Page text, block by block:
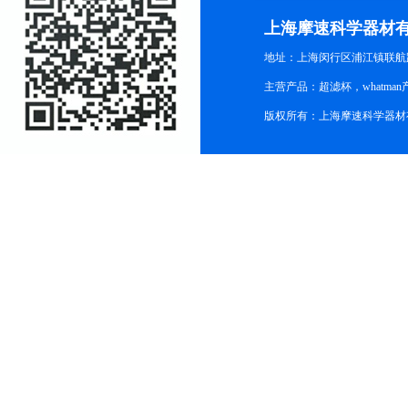
上海摩速科学器材
地址：上海闵行区浦江镇联航
主营产品：超滤杯，
版权所有：上海摩速科学器